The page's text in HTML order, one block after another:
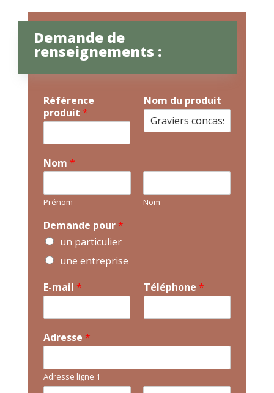
Demande de
renseignements :
Référence
produit *
Nom du produit
Nom *
Prénom Nom
Demande pour *
un particulier
une entreprise
E-mail * Téléphone *
Adresse *
Adresse ligne 1